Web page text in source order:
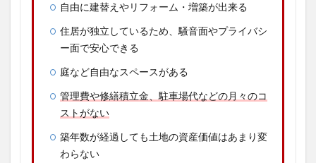
自由に建替えやリフォーム・増築が出来る
住居が独立しているため、騒音面やプライバシ
ー面で安心できる
庭など自由なスペースがある
管理費や修繕積立金、駐車場代などの月々のコ
ストがない
築年数が経過しても土地の資産価値はあまり変
わらない